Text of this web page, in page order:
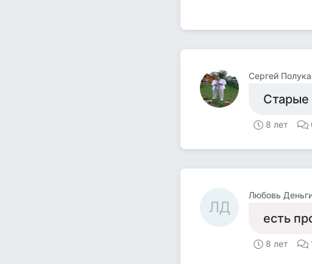
Сергей
Старые
8 лет
ЛД
Любовь
есть
8 лет